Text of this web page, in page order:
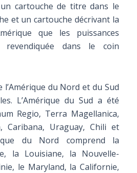
cartouche de titre dans le
et un cartouche décrivant la
que les puissances
revendiquée dans le coin
du Nord et du Sud
L’Amérique du Sud a été
Regio, Terra Magellanica,
Caribana, Uraguay, Chili et
du Nord comprend la
la Louisiane, la Nouvelle-
le Maryland, la Californie,